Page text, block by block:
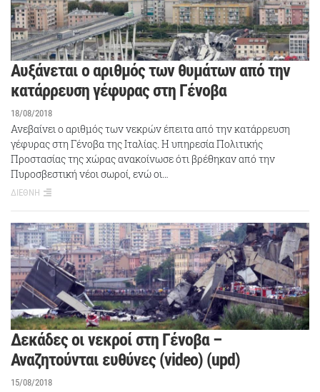
Αυξάνεται ο αριθμός των θυμάτων από την
κατάρρευση γέφυρας στη Γένοβα
18/08/2018
Ανεβαίνει ο αριθμός των νεκρών έπειτα από την κατάρρευση
γέφυρας στη Γένοβα της Ιταλίας. Η υπηρεσία Πολιτικής
Προστασίας της χώρας ανακοίνωσε ότι βρέθηκαν από την
Πυροσβεστική νέοι σωροί, ενώ οι…
ΔΙΕΘΝΗ
Δεκάδες οι νεκροί στη Γένοβα –
Αναζητούνται ευθύνες (video) (upd)
15/08/2018